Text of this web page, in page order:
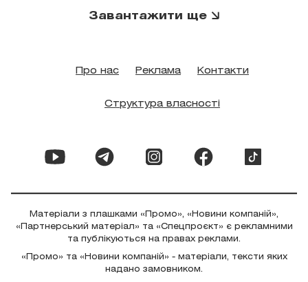
Завантажити ще
Про нас Реклама Контакти
Структура власності
Матеріали з плашками «Промо», «Новини компаній»,
«Партнерський матеріал» та «Спецпроєкт» є рекламними
та публікуються на правах реклами.
«Промо» та «Новини компаній» - матеріали, тексти яких
надано замовником.